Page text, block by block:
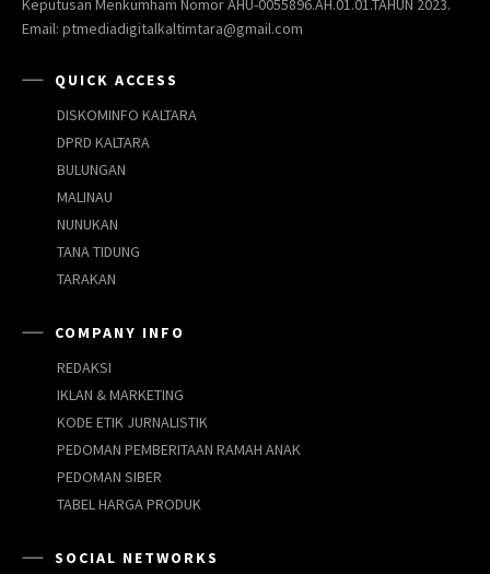
Email: ptmediadigitalkaltimtara@gmail.com
QUICK ACCESS
DISKOMINFO KALTARA
DPRD KALTARA
BULUNGAN
MALINAU
NUNUKAN
TANA TIDUNG
TARAKAN
COMPANY INFO
REDAKSI
IKLAN & MARKETING
KODE ETIK JURNALISTIK
PEDOMAN PEMBERITAAN RAMAH ANAK
PEDOMAN SIBER
TABEL HARGA PRODUK
SOCIAL NETWORKS